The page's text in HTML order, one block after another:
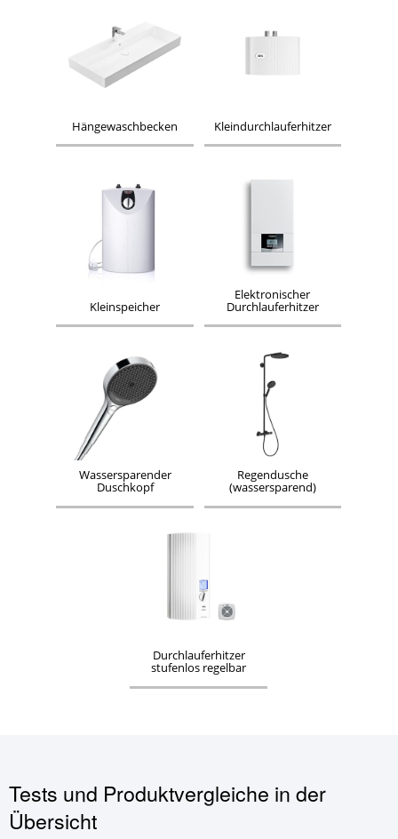
Hängewaschbecken Kleindurchlauferhitzer
Kleinspeicher
Elektronischer
Durchlauferhitzer
Wassersparender
Duschkopf
Regendusche
(wassersparend)
Durchlauferhitzer
stufenlos regelbar
Tests und Produktvergleiche in der
Übersicht